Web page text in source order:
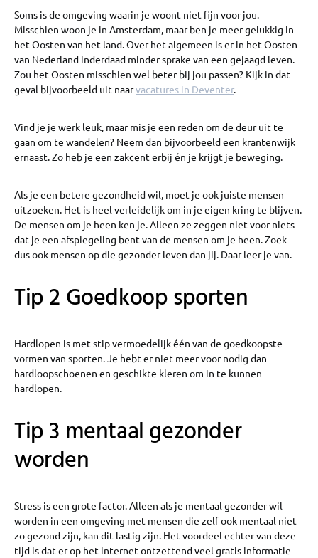
Soms is de omgeving waarin je woont niet fijn voor jou.
Misschien woon je in Amsterdam, maar ben je meer gelukkig in
het Oosten van het land. Over het algemeen is er in het Oosten
van Nederland inderdaad minder sprake van een gejaagd leven.
Zou het Oosten misschien wel beter bij jou passen? Kijk in dat
geval bijvoorbeeld uit naarvacatures in Deventer.
Vind je je werk leuk, maar mis je een reden om de deur uit te
gaan om te wandelen? Neem dan bijvoorbeeld een krantenwijk
ernaast. Zo heb je een zakcent erbij én je krijgt je beweging.
Als je een betere gezondheid wil, moet je ook juiste mensen
uitzoeken. Het is heel verleidelijk om in je eigen kring te blijven.
De mensen om je heen ken je. Alleen ze zeggen niet voor niets
dat je een afspiegeling bent van de mensen om je heen. Zoek
dus ook mensen op die gezonder leven dan jij. Daar leer je van.
Tip 2 Goedkoop sporten
Hardlopen is met stip vermoedelijk één van de goedkoopste
vormen van sporten. Je hebt er niet meer voor nodig dan
hardloopschoenen en geschikte kleren om in te kunnen
hardlopen.
Tip 3 mentaal gezonder
worden
Stress is een grote factor. Alleen als je mentaal gezonder wil
worden in een omgeving met mensen die zelf ook mentaal niet
zo gezond zijn, kan dit lastig zijn. Het voordeel echter van deze
tijd is dat er op het internet ontzettend veel gratis informatie